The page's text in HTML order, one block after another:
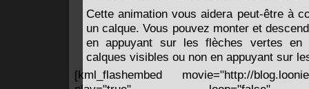
Cette animation vous aidera peut-être à
un calque. Vous pouvez monter et
en appuyant sur les flèches vertes
calques visibles ou non en appuyant sur
[kml_flashembed movie="http://